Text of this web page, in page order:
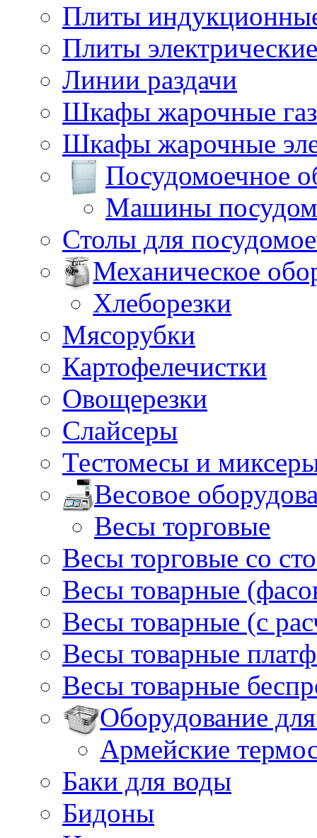
Плиты
Плиты электрические
Линии раздачи
Шкафы жарочные
Шкафы жарочные
Посудомоечное
Машины
Столы для
Механическое
Хлеборезки
Мясорубки
Картофелечистки
Овощерезки
Слайсеры
Тестомесы и
Весовое
Весы торговые
Весы торговые со
Весы товарные
Весы товарные (с
Весы товарные
Весы товарные
Оборудование
Армейские
Баки для воды
Бидоны